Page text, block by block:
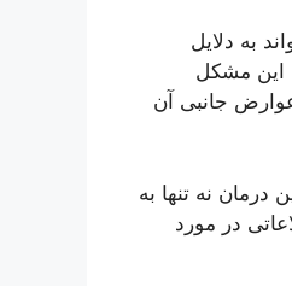
به دلایل
این مشکل
جانبی آن
درمان نه تنها به
در مورد